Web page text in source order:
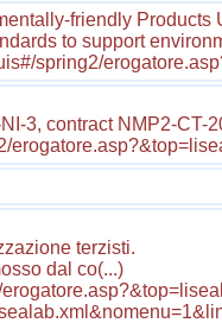
friendly Products
to support
spring2/
3, contract NMP2-CT-
terzisti.
dal co(...)